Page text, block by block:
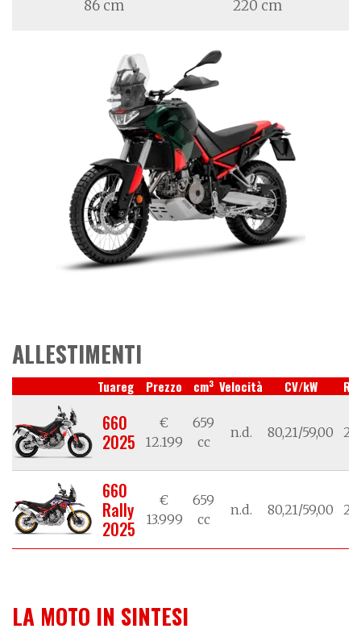
86 cm 220 cm
ALLESTIMENTI
Tuareg Prezzo cm3 Velocità CV/kW
660
2025
€
12.199
659
cc
n.d. 80,21/59,00
660
Rally
2025
€
13.999
659
cc
n.d. 80,21/59,00
LA MOTO IN SINTESI